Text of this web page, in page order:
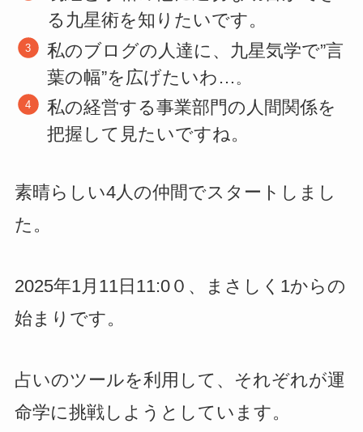
る九星術を知りたいです。
私のブログの人達に、九星気学で”言
葉の幅”を広げたいわ… 。
私の経営する事業部門の人間関係を
把握して見たいですね。
素晴らしい4人の仲間でスタートしまし
た。
2025年1月11日11:0０、まさしく1からの
始まりです。
占いのツールを利用して、それぞれが運
命学に挑戦しようとしています。